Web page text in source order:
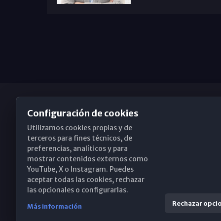
Obispado de Málaga
Santa María, 18-20. 29015 Málaga
(+34) 952 224 386
Configuración de cookies
Utilizamos cookies propias y de
terceros para fines técnicos, de
preferencias, analíticos y para
mostrar contenidos externos como
YouTube, X o Instagram. Puedes
aceptar todas las cookies, rechazar
las opcionales o configurarlas.
Más información Rechazar